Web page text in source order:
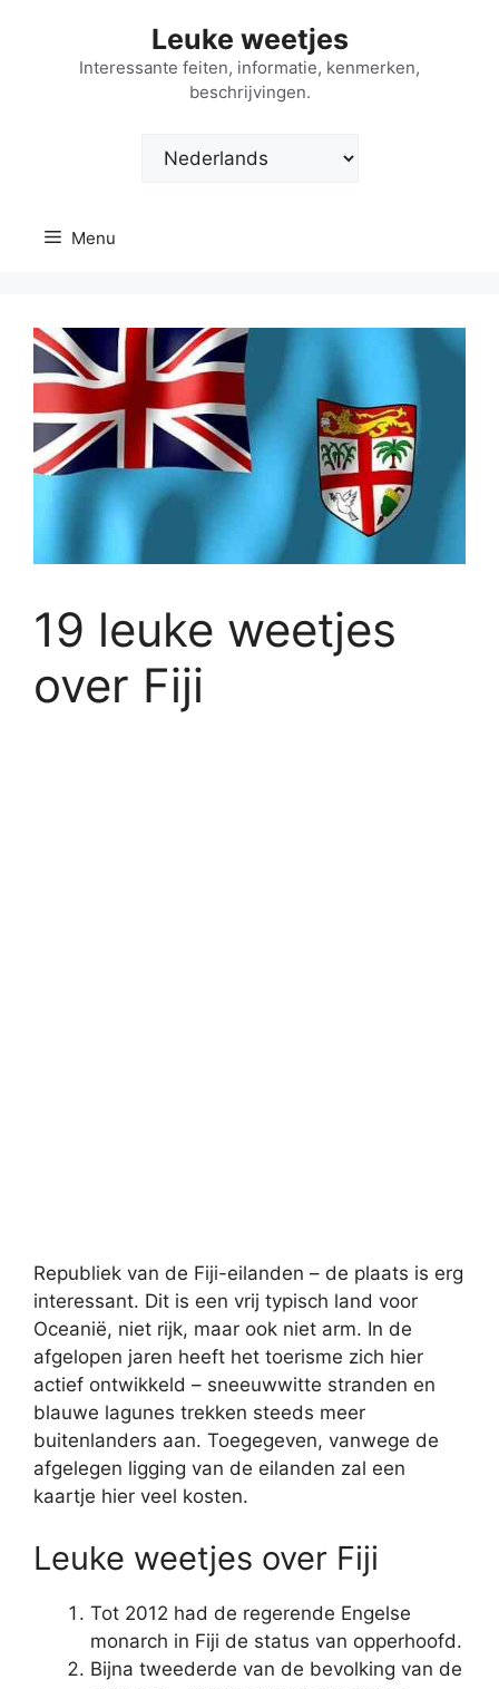
Leuke weetjes
Interessante feiten, informatie, kenmerken,
beschrijvingen.
Kies
Menu
19 leuke weetjes
over Fiji
Republiek van de Fiji-eilanden – de plaats is erg
interessant. Dit is een vrij typisch land voor
Oceanië, niet rijk, maar ook niet arm. In de
afgelopen jaren heeft het toerisme zich hier
actief ontwikkeld – sneeuwwitte stranden en
blauwe lagunes trekken steeds meer
buitenlanders aan. Toegegeven, vanwege de
afgelegen ligging van de eilanden zal een
kaartje hier veel kosten.
Leuke weetjes over Fiji
Tot 2012 had de regerende Engelse
monarch in Fiji de status van opperhoofd.
Bijna tweederde van de bevolking van de